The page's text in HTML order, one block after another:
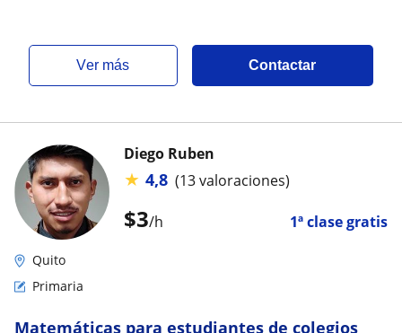
ver más Contactar
$3/h 1ª clase gratis
Diego Ruben
★ 4,8 (13 valoraciones)
Quito
Primaria
Matemáticas para estudiantes de colegios